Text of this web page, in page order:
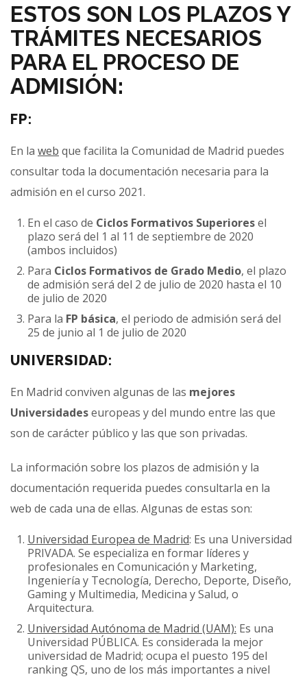
ESTOS SON LOS PLAZOS Y
TRÁMITES NECESARIOS
PARA EL PROCESO DE
ADMISIÓN:
FP:
En la web que facilita la Comunidad de Madrid puedes
consultar toda la documentación necesaria para la
admisión en el curso 2021.
En el caso de Ciclos Formativos Superioresel
plazo será del 1 al 11 de septiembre de 2020
(ambos incluidos)
Para Ciclos Formativos de Grado Medio, el plazo
de admisión será del 2 de julio de 2020 hasta el 10
de julio de 2020
Para la FP básica, el periodo de admisión será del
25 de junio al 1 de julio de 2020
UNIVERSIDAD:
En Madrid conviven algunas de las mejores
Universidadeseuropeas y del mundo entre las que
son de carácter público y las que son privadas.
La información sobre los plazos de admisión y la
documentación requerida puedes consultarla en la
web de cada una de ellas. Algunas de estas son:
Universidad Europea de Madrid: Es una Universidad
PRIVADA. Se especializa en formar líderes y
profesionales en Comunicación y Marketing,
Ingeniería y Tecnología, Derecho, Deporte, Diseño,
Gaming y Multimedia, Medicina y Salud, o
Arquitectura.
Universidad Autónoma de Madrid (UAM): Es una
Universidad PÚBLICA. Es considerada la mejor
universidad de Madrid; ocupa el puesto 195 del
ranking QS, uno de los más importantes a nivel